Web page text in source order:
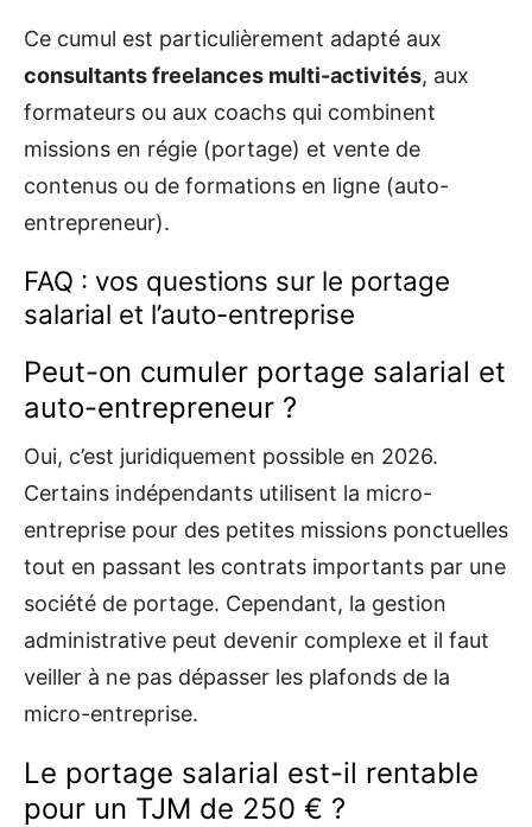
Ce cumul est particulièrement adapté aux
consultants freelances multi-activités, aux
formateurs ou aux coachs qui combinent
missions en régie (portage) et vente de
contenus ou de formations en ligne (auto-
entrepreneur).
FAQ : vos questions sur le portage
salarial et l’auto-entreprise
Peut-on cumuler portage salarial et
auto-entrepreneur ?
Oui, c’est juridiquement possible en 2026.
Certains indépendants utilisent la micro-
entreprise pour des petites missions ponctuelles
tout en passant les contrats importants par une
société de portage. Cependant, la gestion
administrative peut devenir complexe et il faut
veiller à ne pas dépasser les plafonds de la
micro-entreprise.
Le portage salarial est-il rentable
pour un TJM de 250 € ?